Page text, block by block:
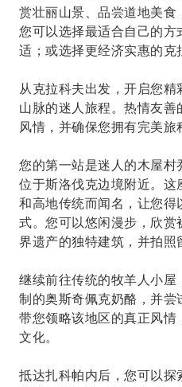
赏壮丽山景、品尝道地美食
您可以选择最适合自己的方
适；或选择更经济实惠的克
从克拉科夫出发，开启您
山脉的迷人旅程。热情友
风情，并确保您拥有完美旅
您的第一站是迷人的木屋村
位于斯洛伐克边境附近。这
和高地传统而闻名，让您得
式。您可以悠闲漫步，欣
界遗产的独特建筑，并拍照
继续前往传统的牧羊人小
制的奥斯奇佩克奶酪，并
带您领略该地区的真正风
文化。
抵达扎科帕内后，您可以